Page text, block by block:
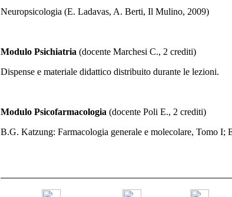
Neuropsicologia (E. Ladavas, A. Berti, Il Mulino, 2009)
Modulo Psichiatria (docente Marchesi C., 2 crediti)
Dispense e materiale didattico distribuito durante le lezioni.
Modulo Psicofarmacologia (docente Poli E., 2 crediti)
B.G. Katzung: Farmacologia generale e molecolare, Tomo I;